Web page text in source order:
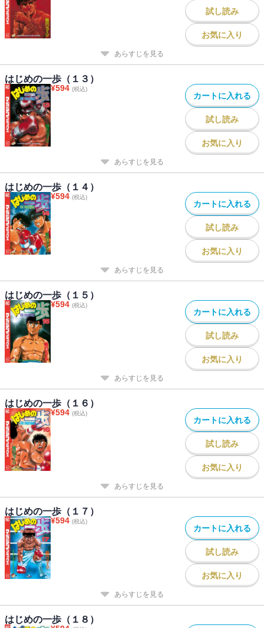
試し読み
お気に入り
あらすじを見る
はじめの一歩（１３）
¥594 (税込)
カートに入れる
試し読み
お気に入り
あらすじを見る
はじめの一歩（１４）
¥594 (税込)
カートに入れる
試し読み
お気に入り
あらすじを見る
はじめの一歩（１５）
¥594 (税込)
カートに入れる
試し読み
お気に入り
あらすじを見る
はじめの一歩（１６）
¥594 (税込)
カートに入れる
試し読み
お気に入り
あらすじを見る
はじめの一歩（１７）
¥594 (税込)
カートに入れる
試し読み
お気に入り
あらすじを見る
はじめの一歩（１８）